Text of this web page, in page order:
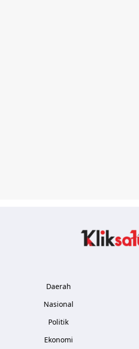
Daerah
Nasional
Politik
Ekonomi